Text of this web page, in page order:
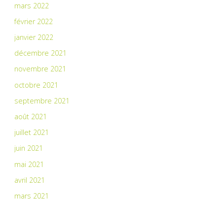
mars 2022
février 2022
janvier 2022
décembre 2021
novembre 2021
octobre 2021
septembre 2021
août 2021
juillet 2021
juin 2021
mai 2021
avril 2021
mars 2021